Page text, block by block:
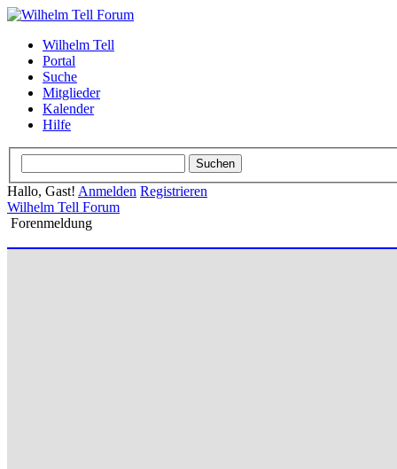
Wilhelm Tell
Portal
Suche
Mitglieder
Kalender
Hilfe
Hallo, Gast! Anmelden Registrieren
Wilhelm Tell Forum
Forenmeldung